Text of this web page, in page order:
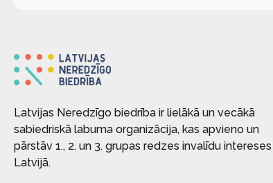
Latvijas Neredzīgo biedrība ir lielākā un vecākā
sabiedriskā labuma organizācija, kas apvieno un
pārstāv 1., 2. un 3. grupas redzes invalīdu intereses
Latvijā.